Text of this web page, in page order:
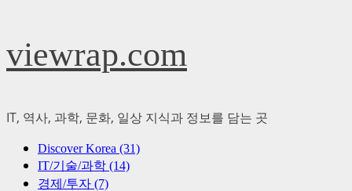
Skip
to
content
viewrap.com
IT, 역사, 과학, 문화, 일상 지식과 정보를 담는 곳
Primary
Menu
Discover Korea (31)
IT/기술/과학 (14)
경제/투자 (7)